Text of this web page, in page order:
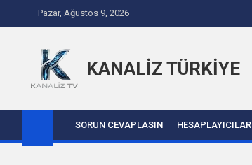
Skip to contentPazar, Ağustos 9, 2026
KANALİZ TÜRKİYE
SORUN CEVAPLASIN HESAPLAYICILAR